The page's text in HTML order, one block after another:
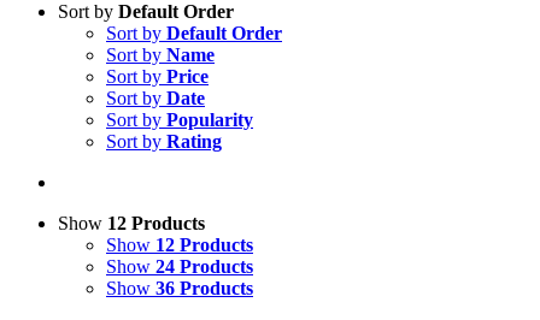
Sort by Default Order
Sort by Default Order
Sort by Name
Sort by Price
Sort by Date
Sort by Popularity
Sort by Rating
Show 12 Products
Show 12 Products
Show 24 Products
Show 36 Products